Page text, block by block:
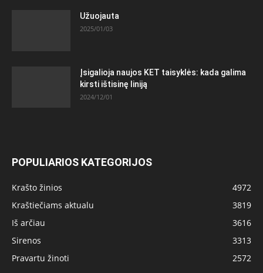
Užuojauta
2025/01/03
Įsigalioja naujos KET taisyklės: kada galima
kirsti ištisinę liniją
2024/12/01
POPULIARIOS KATEGORIJOS
Krašto žinios
4972
Kraštiečiams aktualu
3819
Iš arčiau
3616
Sirenos
3313
Pravartu žinoti
2572